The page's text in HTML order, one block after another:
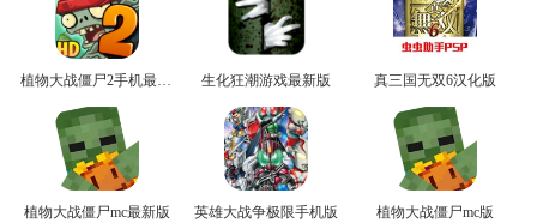
植物大战僵尸2手机最新版 生化狂潮游戏最新版 真三国无双6汉化版
植物大战僵尸mc最新版 英雄大战争极限手机版 植物大战僵尸mc版